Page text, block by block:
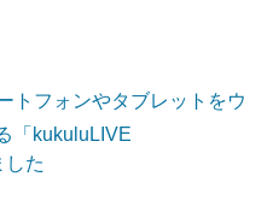
トフォンやタブレットをウ
「kukuluLIVE
した